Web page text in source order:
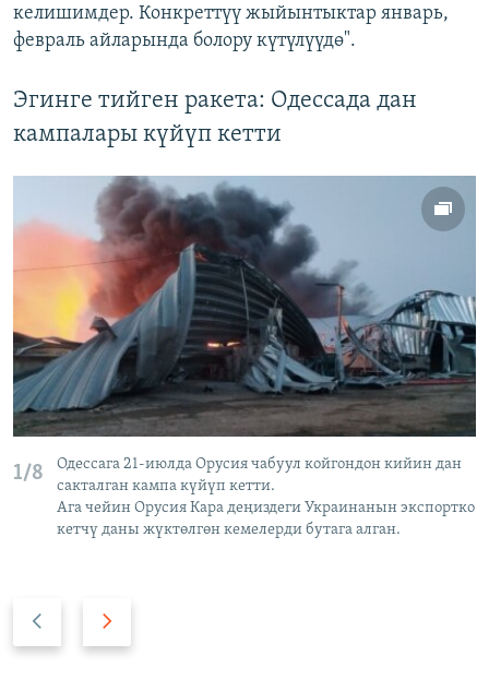
келишимдер. Конкреттүү жыйынтыктар январь,
февраль айларында болору күтүлүүдө".
Эгинге тийген ракета: Одессада дан
кампалары күйүп кетти
1/8
Одессага 21-июлда Орусия чабуул койгондон кийин дан
сакталган кампа күйүп кетти.
Ага чейин Орусия Кара деңиздеги Украинанын экспортко
кетчү даны жүктөлгөн кемелерди бутага алган.